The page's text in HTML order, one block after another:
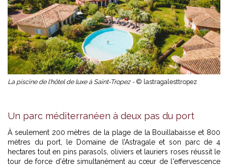
La piscine de l'hôtel de luxe à Saint-Tropez - © lastragalesttropez
Un parc méditerranéen à deux pas du port
À seulement 200 mètres de la plage de la Bouillabaisse et 800
mètres du port, le Domaine de l’Astragale et son parc de 4
hectares tout en pins parasols, oliviers et lauriers roses réussit le
tour de force d'être simultanément au cœur de l'effervescence